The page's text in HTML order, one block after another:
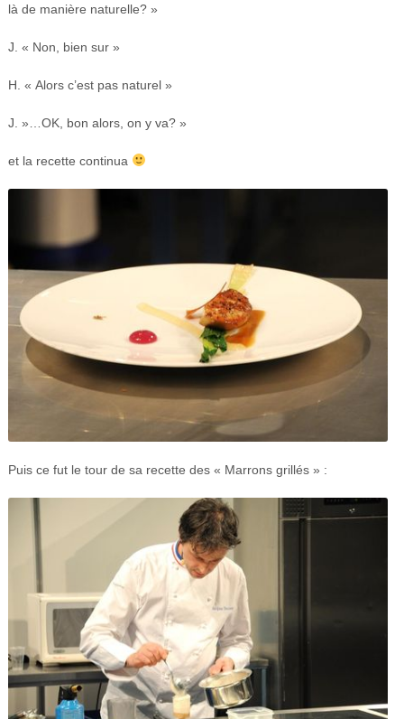
là de manière naturelle? »
J. « Non, bien sur »
H. « Alors c’est pas naturel »
J. »…OK, bon alors, on y va? »
et la recette continua
Puis ce fut le tour de sa recette des « Marrons grillés » :